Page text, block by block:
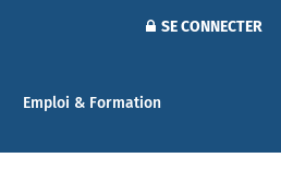
SE CONNECTER
Emploi & Formation